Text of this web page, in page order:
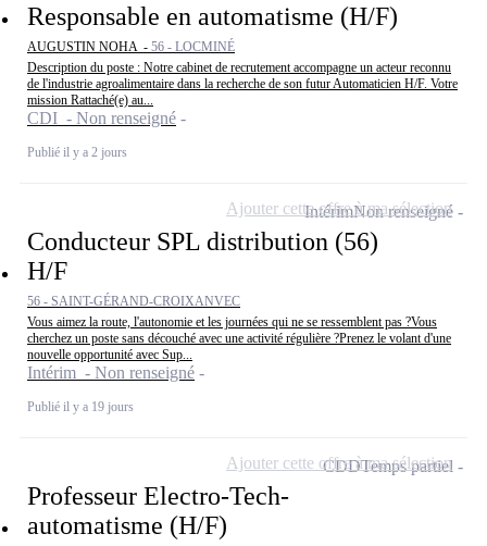
Responsable en automatisme (H/F)
AUGUSTIN NOHA - 56 - LOCMINÉ
Description du poste : Notre cabinet de recrutement accompagne un acteur reconnu
de l'industrie agroalimentaire dans la recherche de son futur Automaticien H/F. Votre
mission Rattaché(e) au...
CDI - Non renseigné
Publié il y a 2 jours
Conducteur SPL distribution (56)
H/F
56 - SAINT-GÉRAND-CROIXANVEC
Vous aimez la route, l'autonomie et les journées qui ne se ressemblent pas ?Vous
cherchez un poste sans découché avec une activité régulière ?Prenez le volant d'une
nouvelle opportunité avec Sup...
Intérim - Non renseigné
Publié il y a 19 jours
IntérimNon renseigné
Ajouter cette offre à ma sélection
Professeur Electro-Tech-
automatisme (H/F)
CDDTemps partiel
Ajouter cette offre à ma sélection